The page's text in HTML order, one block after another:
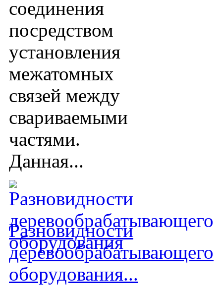
соединения
посредством
установления
межатомных
связей между
свариваемыми
частями.
Данная...
Разновидности
деревообрабатывающего
оборудования...